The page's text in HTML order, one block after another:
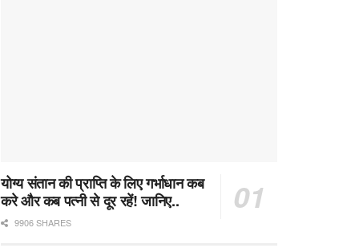
योग्य संतान की प्राप्ति के लिए गर्भाधान कब
करे और कब पत्नी से दूर रहें! जानिए..
9906 SHARES